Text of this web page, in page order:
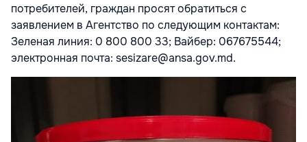
потребителей, граждан просят обратиться с
заявлением в Агентство по следующим контактам:
Зеленая линия: 0 800 800 33; Вайбер: 067675544;
электронная почта: sesizare@ansa.gov.md.